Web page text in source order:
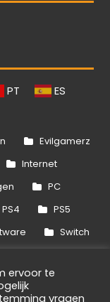
PT ES
Evilgamerz
Internet
PC
PS4
PS5
Switch
ervoor te
vragen